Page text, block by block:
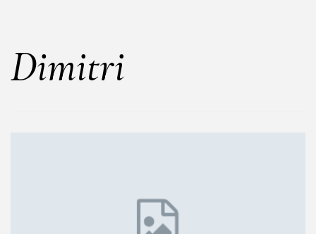
Dimitri